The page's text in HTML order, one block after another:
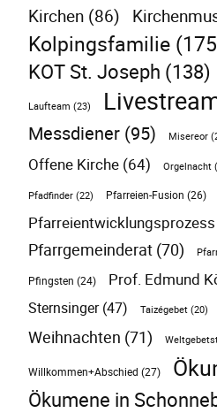
Kirchen (86)
Kolpingsfamilie
KOT St. Joseph (138)
Laufteam (23)
Messdiener (95) Misereor
Offene Kirche (64) Orgelnacht
Pfadfinder (22) Pfarreien-Fusion (26)
Pfarreientwicklungsprozess
Pfarrgemeinderat (70)
Pfingsten (24) Prof. Edmund
Sternsinger(47) Taizégebet (20)
Weihnachten (71)
Willkommen+Abschied (27)
Ökumene in